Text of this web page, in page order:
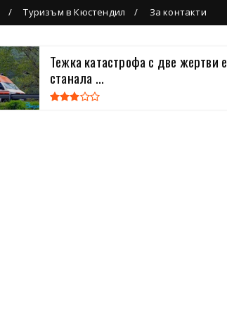
Туризъм в Кюстендил За контакти
Тежка катастрофа с две жертви е
станала ...